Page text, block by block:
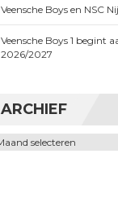
Veensche Boys en NSC
Veensche Boys 1 begint
2026/2027
ARCHIEF